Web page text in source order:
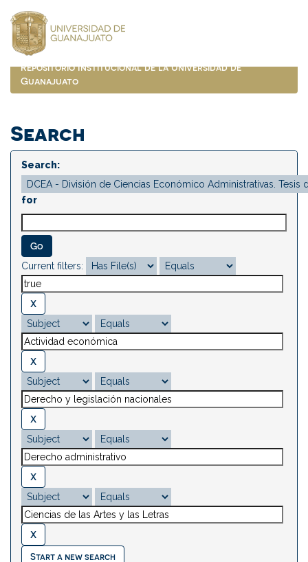
navigation
Repositorio Institucional de la Universidad de
Guanajuato
Search
Search:
for
Current filters:
Start a new search